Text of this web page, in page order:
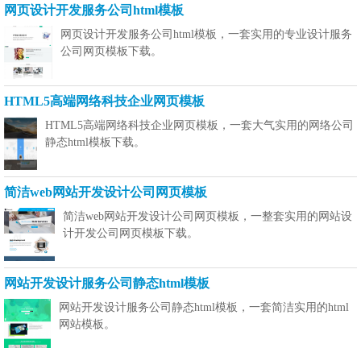
网页设计开发服务公司html模板
网页设计开发服务公司html模板，一套实用的专业设计服务
公司网页模板下载。
HTML5高端网络科技企业网页模板
HTML5高端网络科技企业网页模板，一套大气实用的网络公司
静态html模板下载。
简洁web网站开发设计公司网页模板
简洁web网站开发设计公司网页模板，一整套实用的网站设
计开发公司网页模板下载。
网站开发设计服务公司静态html模板
网站开发设计服务公司静态html模板，一套简洁实用的html
网站模板。